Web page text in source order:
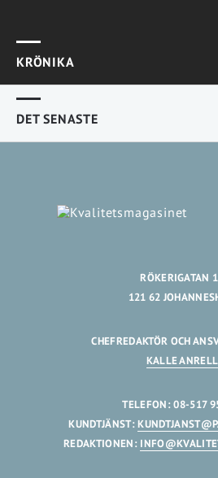
KRÖNIKA
DET SENASTE
RÖKERIGATAN
121 62
CHEFREDAKTÖR OCH
KALLE ANRELL
TELEFON: 08-517
KUNDTJÄNST:
REDAKTIONEN: